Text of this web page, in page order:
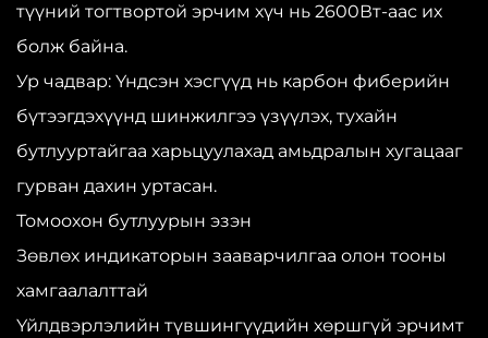
түүний тогтвортой эрчим хүч нь 2600Вт-аас их
болж байна.
Ур чадвар: Үндсэн хэсгүүд нь карбон фиберийн
бүтээгдэхүүнд шинжилгээ үзүүлэх, тухайн
бутлууртайгаа харьцуулахад амьдралын хугацааг
гурван дахин уртасан.
Томоохон бутлуурын эзэн
Зөвлөх индикаторын зааварчилгаа олон тооны
хамгаалалттай
Үйлдвэрлэлийн түвшингүүдийн хөршгүй эрчимт